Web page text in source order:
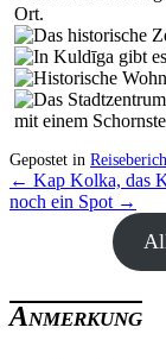
Gepostet in
← Kap Kolka, das
noch ein Spot →
Anmerkung